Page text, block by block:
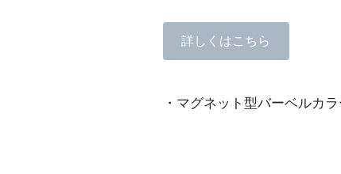
詳しくはこちら
・マグネット型バーベルカ